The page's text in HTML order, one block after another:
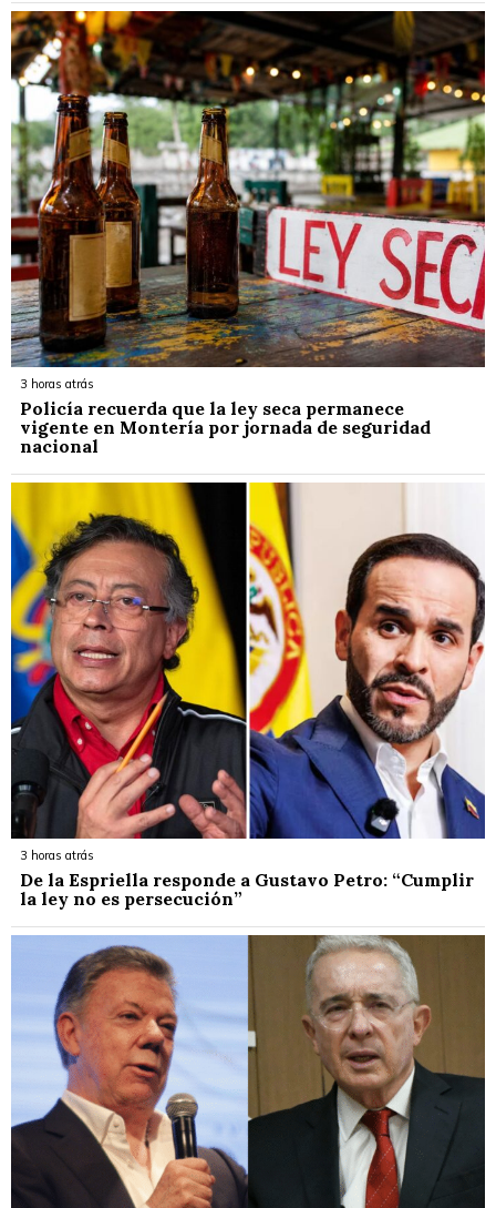
3 horas atrás
Policía recuerda que la ley seca permanece
vigente en Montería por jornada de seguridad
nacional
3 horas atrás
De la Espriella responde a Gustavo Petro: “Cumplir
la ley no es persecución”